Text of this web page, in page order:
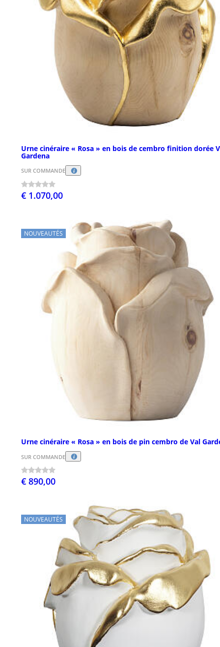
Urne cinéraire « Rosa » en bois de cembro finition dorée
Gardena
SUR COMMANDE
€ 1.070,00
NOUVEAUTÉS
Urne cinéraire « Rosa » en bois de pin cembro de Val
SUR COMMANDE
€ 890,00
NOUVEAUTÉS